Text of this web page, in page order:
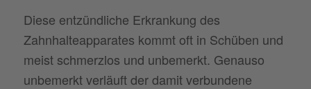
Diese entzündliche Erkrankung des
Zahnhalteapparates kommt oft in Schüben und
meist schmerzlos und unbemerkt. Genauso
unbemerkt verläuft der damit verbundene